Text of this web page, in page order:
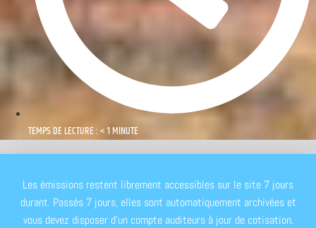
TEMPS DE LECTURE : < 1 MINUTE
Les émissions restent librement accessibles sur le site 7 jours
durant. Passés 7 jours, elles sont automatiquement archivées et
vous devez disposer d'un compte auditeurs à jour de cotisation.